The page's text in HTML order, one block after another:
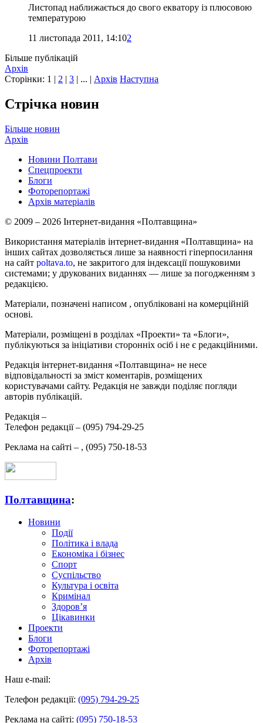
Листопад наближається до свого екватору із плюсовою
температурою
11 листопада 2011, 14:102
Більше публікацій
Архів
Сторінки: 1 | 2 | 3 | ... | Архів Наступна
Стрічка новин
Більше новин
Архів
Новини Полтави
Спецпроекти
Блоги
Фоторепортажі
Архів матеріалів
© 2009 – 2026 Інтернет-видання «Полтавщина»
Використання матеріалів інтернет-видання «Полтавщина» на
інших сайтах дозволяється лише за наявності гіперпосилання
на сайт poltava.to, не закритого для індексації пошуковими
системами; у друкованих виданнях — лише за погодженням з
редакцією.
Матеріали, позначені написом , опубліковані на комерційній
основі.
Матеріали, розміщені в розділах «Проекти» та «Блоги»,
публікуються за ініціативи сторонніх осіб і не є редакційними.
Редакція інтернет-видання «Полтавщина» не несе
відповідальності за зміст коментарів, розміщених
користувачами сайту. Редакція не завжди поділяє погляди
авторів публікацій.
Редакція –
Телефон редакції – (095) 794-29-25
Реклама на сайті – , (095) 750-18-53
Полтавщина:
Новини
Події
Політика і влада
Економіка і бізнес
Спорт
Суспільство
Культура і освіта
Кримінал
Здоров’я
Цікавинки
Проекти
Блоги
Фоторепортажі
Архів
Наш e-mail:
Телефон редакції: (095) 794-29-25
Реклама на сайті: (095) 750-18-53